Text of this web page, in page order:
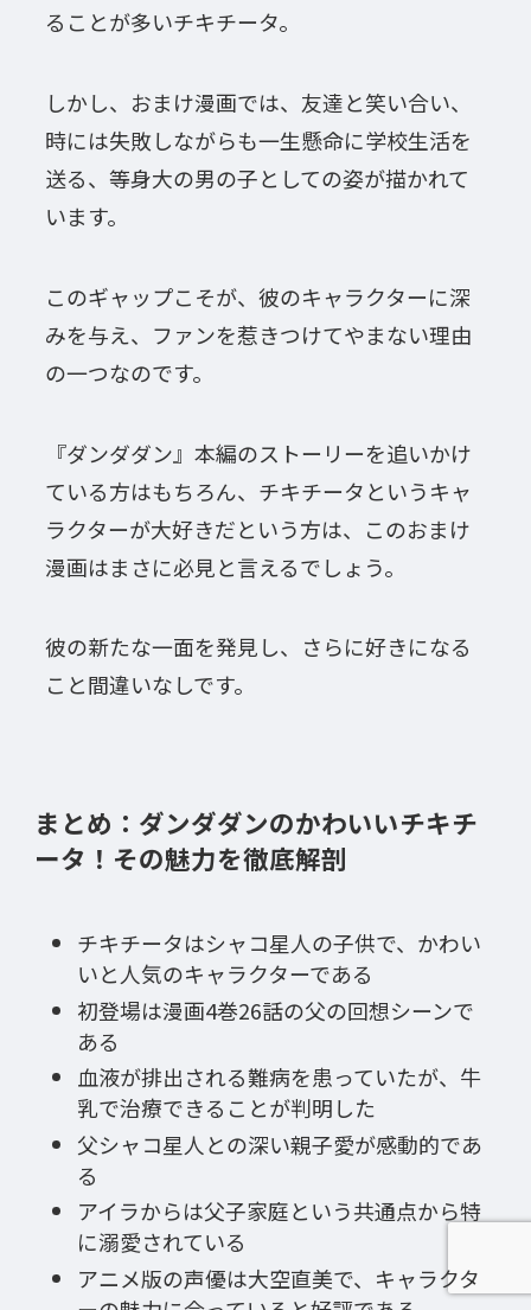
ることが多いチキチータ。
しかし、おまけ漫画では、友達と笑い合い、
時には失敗しながらも一生懸命に学校生活を
送る、等身大の男の子としての姿が描かれて
います。
このギャップこそが、彼のキャラクターに深
みを与え、ファンを惹きつけてやまない理由
の一つなのです。
『ダンダダン』本編のストーリーを追いかけ
ている方はもちろん、チキチータというキャ
ラクターが大好きだという方は、このおまけ
漫画はまさに必見と言えるでしょう。
彼の新たな一面を発見し、さらに好きになる
こと間違いなしです。
まとめ：ダンダダンのかわいいチキチ
ータ！その魅力を徹底解剖
チキチータはシャコ星人の子供で、かわい
いと人気のキャラクターである
初登場は漫画4巻26話の父の回想シーンで
ある
血液が排出される難病を患っていたが、牛
乳で治療できることが判明した
父シャコ星人との深い親子愛が感動的であ
る
アイラからは父子家庭という共通点から特
に溺愛されている
アニメ版の声優は大空直美で、キャラクタ